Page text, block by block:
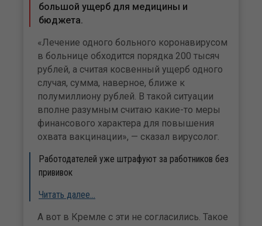
большой ущерб для медицины и
бюджета.
«Лечение одного больного коронавирусом
в больнице обходится порядка 200 тысяч
рублей, а считая косвенный ущерб одного
случая, сумма, наверное, ближе к
полумиллиону рублей. В такой ситуации
вполне разумным считаю какие-то меры
финансового характера для повышения
охвата вакцинации», — сказал вирусолог.
Работодателей уже штрафуют за работников без
прививок
Читать далее…
А вот в Кремле с эти не согласились. Такое